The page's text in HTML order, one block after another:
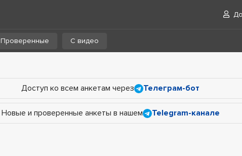
Проверенные С видео
Доступ ко всем анкетам через Телеграм-бот
Новые и проверенные анкеты в нашем Telegram-канале